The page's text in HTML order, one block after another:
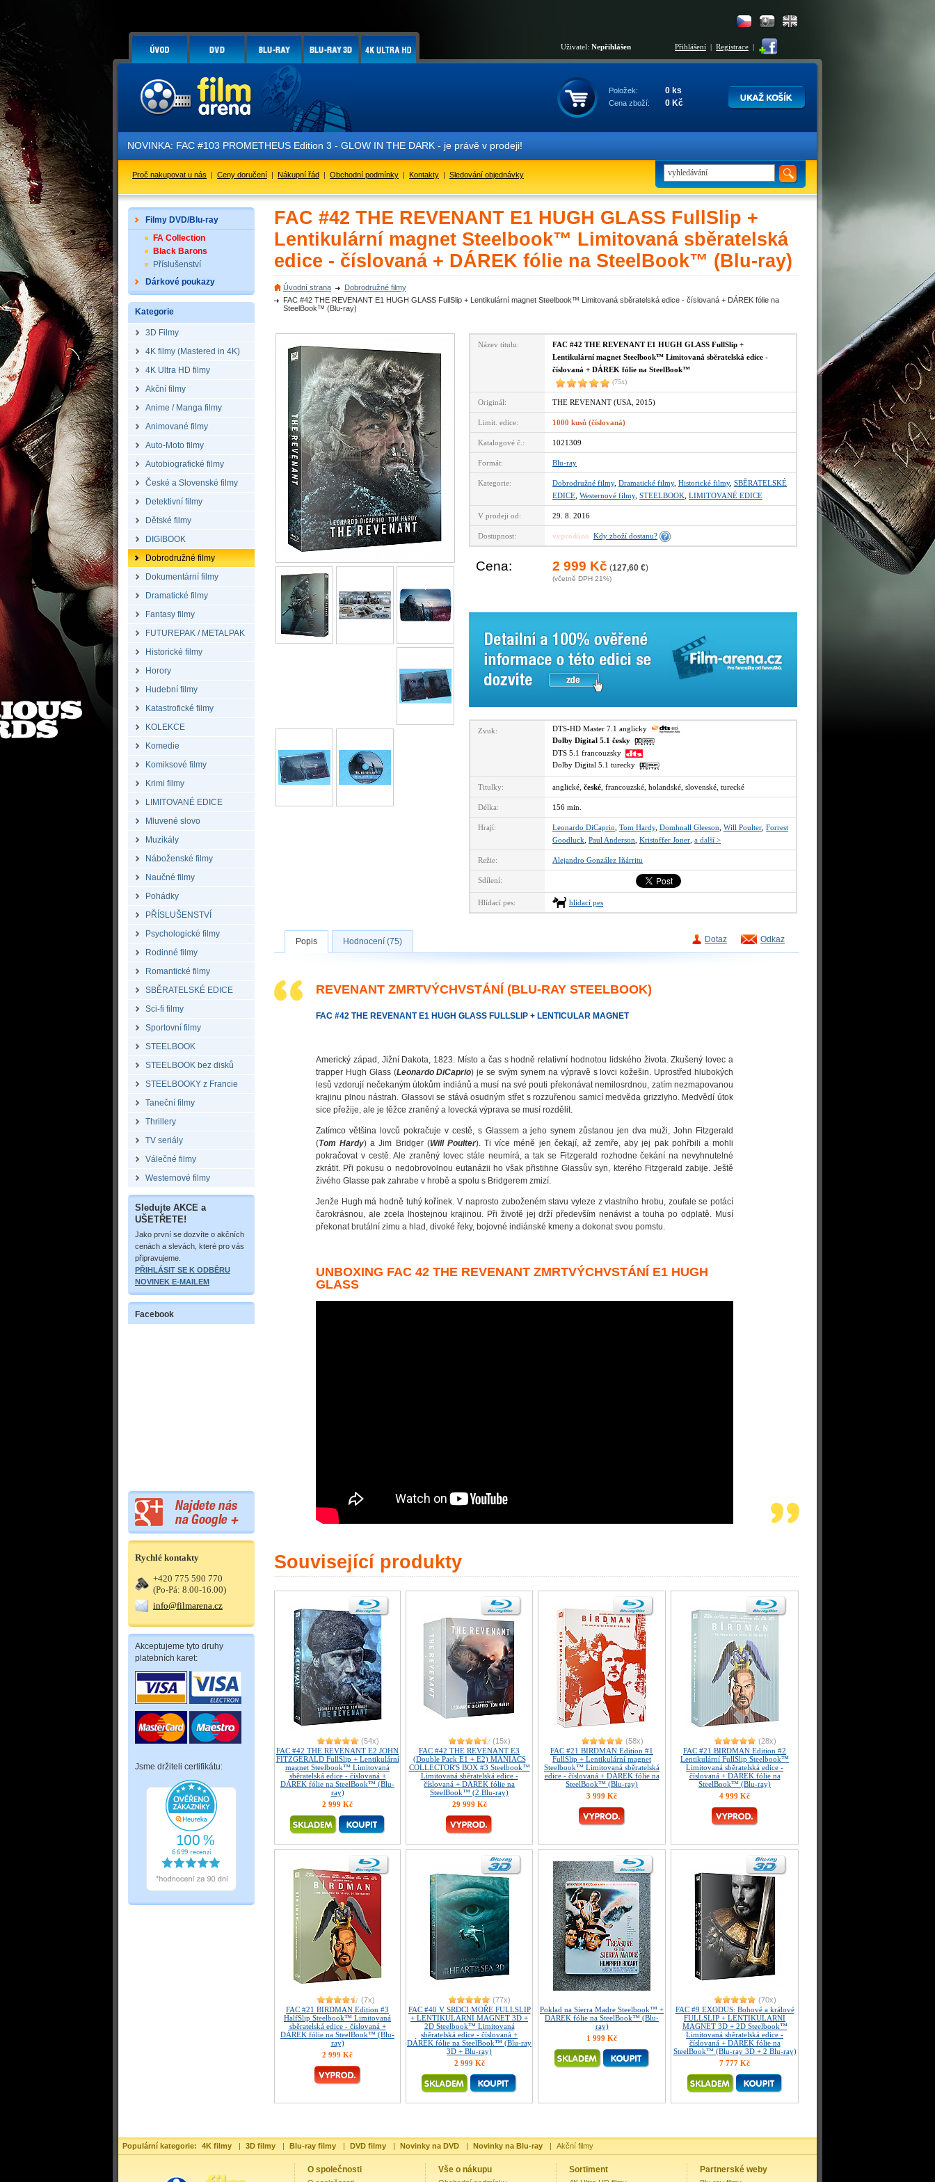
Uživatel: Nepřihlášen Přihlášení | Registrace |
Položek: 0 ks
Cena zboží: 0 Kč
NOVINKA: FAC #103 PROMETHEUS Edition 3 - GLOW IN THE DARK - je právě v prodeji!
Proč nakupovat u nás | Ceny doručení | Nákupní řád | Obchodní podmínky | Kontakty | Sledování objednávky
Filmy DVD/Blu-ray
FA Collection
Black Barons
Příslušenství
Dárkové poukazy
Kategorie
3D Filmy
4K filmy (Mastered in 4K)
4K Ultra HD filmy
Akční filmy
Anime / Manga filmy
Animované filmy
Auto-Moto filmy
Autobiografické filmy
České a Slovenské filmy
Detektivní filmy
Dětské filmy
DIGIBOOK
Dobrodružné filmy
Dokumentární filmy
Dramatické filmy
Fantasy filmy
FUTUREPAK / METALPAK
Historické filmy
Horory
Hudební filmy
Katastrofické filmy
KOLEKCE
Komedie
Komiksové filmy
Krimi filmy
LIMITOVANÉ EDICE
Mluvené slovo
Muzikály
Náboženské filmy
Naučné filmy
Pohádky
PŘÍSLUŠENSTVÍ
Psychologické filmy
Rodinné filmy
Romantické filmy
SBĚRATELSKÉ EDICE
Sci-fi filmy
Sportovní filmy
STEELBOOK
STEELBOOK bez disků
STEELBOOKY z Francie
Taneční filmy
Thrillery
TV seriály
Válečné filmy
Westernové filmy
Sledujte AKCE a
UŠETŘETE!
Jako první se dozvíte o akčních
cenách a slevách, které pro vás
připravujeme.
PŘIHLÁSIT SE K ODBĚRU
NOVINEK E-MAILEM
Facebook
Rychlé kontakty
+420 775 590 770
(Po-Pá: 8.00-16.00)
info@filmarena.cz
Akceptujeme tyto druhy
platebních karet:
Jsme držiteli certifikátu:
FAC #42 THE REVENANT E1 HUGH GLASS FullSlip +
Lentikulární magnet Steelbook™ Limitovaná sběratelská
edice - číslovaná + DÁREK fólie na SteelBook™ (Blu-ray)
Úvodní strana
Dobrodružné filmy
FAC #42 THE REVENANT E1 HUGH GLASS FullSlip + Lentikulární magnet Steelbook™ Limitovaná sběratelská edice - číslovaná + DÁREK fólie na
SteelBook™ (Blu-ray)
Název titulu:
FAC #42 THE REVENANT E1 HUGH GLASS FullSlip +
Lentikulární magnet Steelbook™ Limitovaná sběratelská edice -
číslovaná + DÁREK fólie na SteelBook™
(75x)
Originál: THE REVENANT (USA, 2015)
Limit. edice: 1000 kusů (číslovaná)
Katalogové č.: 1021309
Formát: Blu-ray
Kategorie: Dobrodružné filmy, Dramatické filmy, Historické filmy, SBĚRATELSKÉ
EDICE Westernové filmy, STEELBOOK LIMITOVANÉ EDICE
V prodeji od: 29. 8. 2016
Dostupnost: vyprodáno Kdy zboží dostanu?
Cena: 2 999 Kč (127,60 €)
(včetně DPH 21%)
Zvuk:
DTS-HD Master 7.1 anglicky
Dolby Digital 5.1 česky
DTS 5.1 francouzsky
Dolby Digital 5.1 turecky
Titulky: anglické, české , francouzské, holandské, slovenské, turecké
Délka: 156 min.
Hrají: Leonardo DiCaprio Tom Hardy, Domhnall Gleeson Will Poulter Forrest
Goodluck Paul Anderson Kristoffer Joner a další >
Režie: Alejandro González Iñárritu
Sdílení:
Hlídací pes: hlídací pes
Dotaz Odkaz
Popis Hodnocení (75)
REVENANT ZMRTVÝCHVSTÁNÍ (BLU-RAY STEELBOOK)
FAC #42 THE REVENANT E1 HUGH GLASS FULLSLIP + LENTICULAR MAGNET
Americký západ, Jižní Dakota, 1823. Místo a čas s hodně relativní hodnotou lidského života. Zkušený lovec a
trapper Hugh Glass (Leonardo DiCaprio) je se svým synem na výpravě s lovci kožešin. Uprostřed hlubokých
lesů vzdorují nečekaným útokům indiánů a musí na své pouti překonávat nemilosrdnou, zatím nezmapovanou
krajinu plnou nástrah. Glassovi se stává osudným střet s rozzuřenou samicí medvěda grizzlyho. Medvědí útok
sice přežije, ale je těžce zraněný a lovecká výprava se musí rozdělit.
Zatímco většina lovců pokračuje v cestě, s Glassem a jeho synem zůstanou jen dva muži, John Fitzgerald
(Tom Hardy) a Jim Bridger (Will Poulter). Ti více méně jen čekají, až zemře, aby jej pak pohřbili a mohli
pokračovat v cestě. Ale zraněný lovec stále neumírá, a tak se Fitzgerald rozhodne čekání na nevyhnutelné
zkrátit. Při pokusu o nedobrovolnou eutanázii ho však přistihne Glassův syn, kterého Fitzgerald zabije. Ještě
živého Glasse pak zahrabe v hrobě a spolu s Bridgerem zmizí.
Jenže Hugh má hodně tuhý kořínek. V naprosto zuboženém stavu vyleze z vlastního hrobu, zoufale se potácí
čarokrásnou, ale zcela lhostejnou krajinou. Při životě jej drží především nenávist a touha po odplatě. Musí
překonat brutální zimu a hlad, divoké řeky, bojovné indiánské kmeny a dokonat svou pomstu.
UNBOXING FAC 42 THE REVENANT ZMRTVÝCHVSTÁNÍ E1 HUGH
GLASS
Související produkty
(54x)
FAC #42 THE REVENANT E2 JOHN
FITZGERALD FullSlip + Lentikulární
magnet Steelbook™ Limitovaná
sběratelská edice - číslovaná +
DÁREK fólie na SteelBook™ (Blu-
ray)
2 999 Kč
(15x)
FAC #42 THE REVENANT E3
(Double Pack E1 + E2) MANIACS
COLLECTOR'S BOX #3 Steelbook™
Limitovaná sběratelská edice -
číslovaná + DÁREK fólie na
SteelBook™ (2 Blu-ray)
29 999 Kč
(58x)
FAC #21 BIRDMAN Edition #1
FullSlip + Lentikulární magnet
Steelbook™ Limitovaná sběratelská
edice - číslovaná + DÁREK fólie na
SteelBook™ (Blu-ray)
3 999 Kč
(28x)
FAC #21 BIRDMAN Edition #2
Lentikulární FullSlip Steelbook™
Limitovaná sběratelská edice -
číslovaná + DÁREK fólie na
SteelBook™ (Blu-ray)
4 999 Kč
(7x)
FAC #21 BIRDMAN Edition #3
HalfSlip Steelbook™ Limitovaná
sběratelská edice - číslovaná +
DÁREK fólie na SteelBook™ (Blu-
ray)
2 999 Kč
(77x)
FAC #40 V SRDCI MOŘE FULLSLIP
+ LENTIKULÁRNÍ MAGNET 3D +
2D Steelbook™ Limitovaná
sběratelská edice - číslovaná +
DÁREK fólie na SteelBook™ (Blu-ray
3D + Blu-ray)
2 999 Kč
Poklad na Sierra Madre Steelbook™ +
DÁREK fólie na SteelBook™ (Blu-
ray)
1 999 Kč
(70x)
FAC #9 EXODUS: Bohové a králové
FULLSLIP + LENTIKULÁRNÍ
MAGNET 3D + 2D Steelbook™
Limitovaná sběratelská edice -
číslovaná + DÁREK fólie na
SteelBook™ (Blu-ray 3D + 2 Blu-ray)
7 777 Kč
Populární kategorie: 4K filmy | 3D filmy | Blu-ray filmy | DVD filmy | Novinky na DVD | Novinky na Blu-ray | Akční filmy
O společnosti Vše o nákupu Sortiment Partnerské weby